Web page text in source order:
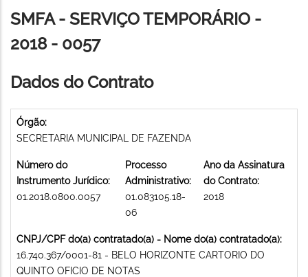
de
navegação
SMFA - SERVIÇO TEMPORÁRIO -
2018 - 0057
Dados do Contrato
Órgão:
SECRETARIA MUNICIPAL DE FAZENDA
Número do
Instrumento Jurídico:
01.2018.0800.0057
Processo
Administrativo:
01.083105.18-
06
Ano da Assinatura
do Contrato:
2018
CNPJ/CPF do(a) contratado(a) - Nome do(a) contratado(a):
16.740.367/0001-81 - BELO HORIZONTE CARTORIO DO
QUINTO OFICIO DE NOTAS